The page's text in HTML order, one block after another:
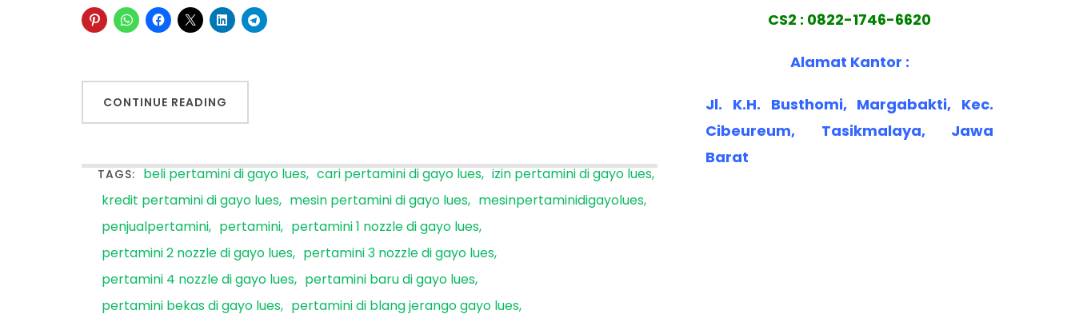
CONTINUE READING
TAGS: beli pertamini di gayo lues cari pertamini di gayo lues izin pertamini di gayo lues
kredit pertamini di gayo lues
mesin pertamini di gayo lues
mesinpertaminidigayolues
penjualpertamini
pertamini
pertamini 1 nozzle di gayo lues
pertamini 2 nozzle di gayo lues
pertamini 3 nozzle di gayo lues
pertamini 4 nozzle di gayo lues
pertamini baru di gayo lues
pertamini bekas di gayo lues
pertamini di blang jerango gayo lues
CS2 : 0822-1746-6620
Alamat Kantor :
Jl. K.H. Busthomi, Margabakti, Kec.
Cibeureum, Tasikmalaya, Jawa
Barat